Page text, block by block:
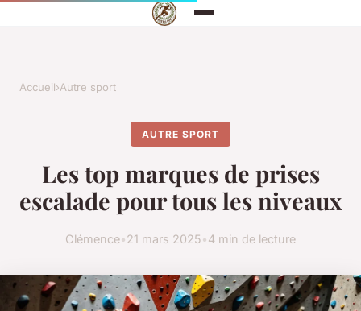
Accueil›Autre sport
AUTRE SPORT
Les top marques de prises
escalade pour tous les niveaux
Clémence•21 mars 2025•4 min de lecture